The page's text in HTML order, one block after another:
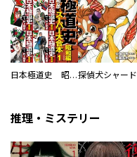
日本極道史 昭和編 スーパー大合本
推理・ミステリー